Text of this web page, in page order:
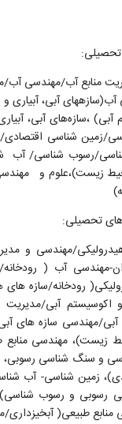
منابع آب/مهندسی
آبی،
آبی) ،سازه‌های آبی،
شناسی اقتصادی/
رسوب شناسی/ آب
زیست)،علوم و
تحصیلی:
مهندسی و
مهندسی آب ( رودخانه/
رودخانه/سازه
اکوسیستم آبی/
مهندسی سازه های
زیست)، مهندسی
و سنگ شناسی
زمین شناسی- آب
رسوبی و رسوب
طبیعی( آبخیزداری/